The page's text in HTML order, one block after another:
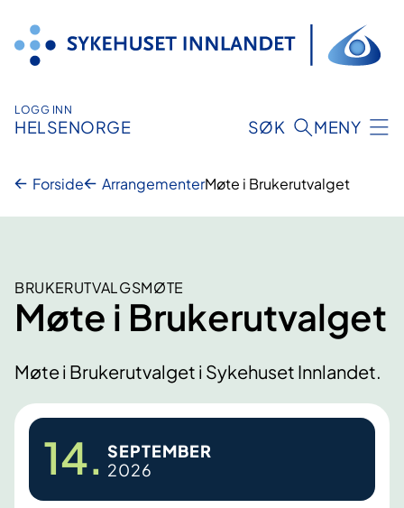
innhold
LOGG INN
HELSENORGE SØK MENY
Forside ArrangementerMøte i Brukerutvalget
BRUKERUTVALGSMØTE
Møte i Brukerutvalget
Møte i Brukerutvalget i Sykehuset Innlandet.
14. SEPTEMBER
2026